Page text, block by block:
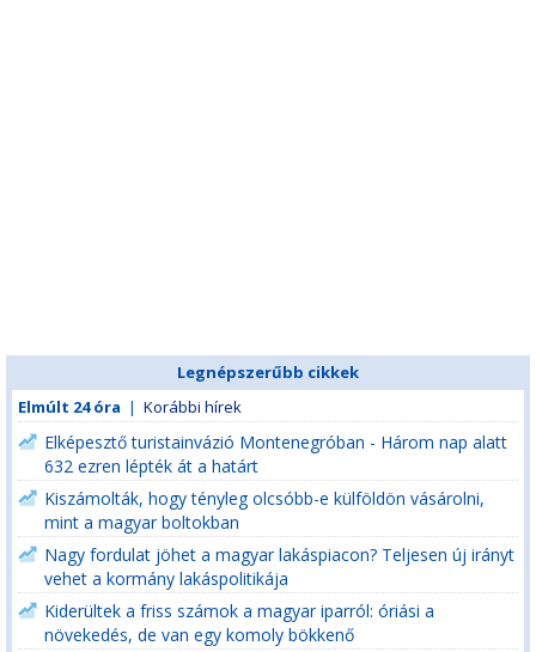
Legnépszerűbb cikkek
Elmúlt 24 óra | Korábbi hírek
Elképesztő turistainvázió Montenegróban - Három nap alatt
632 ezren lépték át a határt
Kiszámolták, hogy tényleg olcsóbb-e külföldön vásárolni,
mint a magyar boltokban
Nagy fordulat jöhet a magyar lakáspiacon? Teljesen új irányt
vehet a kormány lakáspolitikája
Kiderültek a friss számok a magyar iparról: óriási a
növekedés, de van egy komoly bökkenő